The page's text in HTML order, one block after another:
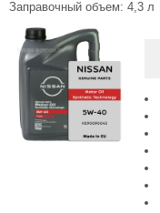
Заправочный объем: 4,3 л